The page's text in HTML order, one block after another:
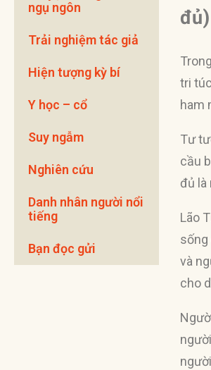
ngụ ngôn
Trải nghiệm tác giả
Hiện tượng kỳ bí
Y học – cổ
Suy ngẫm
Nghiên cứu
Danh nhân người nổi
tiếng
Bạn đọc gửi
đủ)
tri
ham
Tư
cầu
đủ là
Lão
sống
và
cho